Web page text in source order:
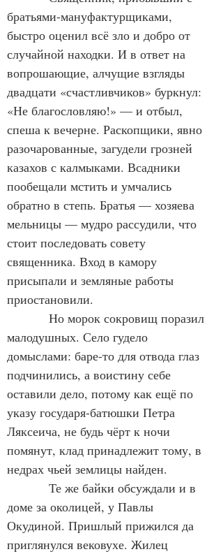
братьями-мануфактурщиками,
быстро оценил всё зло и добро от
случайной находки. И в ответ на
вопрошающие, алчущие взгляды
двадцати «счастливчиков» буркнул:
«Не благословляю!» — и отбыл,
спеша к вечерне. Раскопщики, явно
разочарованные, загудели грозней
казахов с калмыками. Всадники
пообещали мстить и умчались
обратно в степь. Братья — хозяева
мельницы — мудро рассудили, что
стоит последовать совету
священника. Вход в камору
присыпали и земляные работы
приостановили.
малодушных. Село гудело
домыслами: баре-то для отвода глаз
подчинились, а воистину себе
оставили дело, потому как ещё по
указу государя-батюшки Петра
Ляксеича, не будь чёрт к ночи
помянут, клад принадлежит тому, в
недрах чьей землицы найден.
доме за околицей, у Павлы
Окудиной. Пришлый прижился да
приглянулся вековухе. Жилец